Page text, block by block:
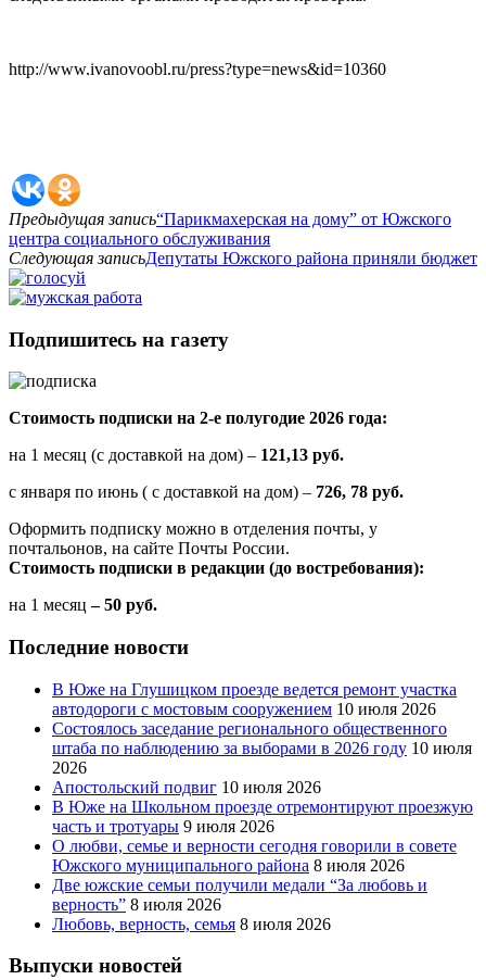
http://www.ivanovoobl.ru/press?type=news&id=10360
Предыдущая запись“Парикмахерская на дому” от Южского
центра социального обслуживания
Следующая записьДепутаты Южского района приняли бюджет
Подпишитесь на газету
Стоимость подписки на 2-е полугодие 2026 года:
на 1 месяц (с доставкой на дом) – 121,13 руб.
с января по июнь ( с доставкой на дом) – 726, 78 руб.
Оформить подписку можно в отделения почты, у
почтальонов, на сайте Почты России.
Стоимость подписки в редакции (до востребования):
на 1 месяц – 50 руб.
Последние новости
В Юже на Глушицком проезде ведется ремонт участка
автодороги с мостовым сооружением 10 июля 2026
Состоялось заседание регионального общественного
штаба по наблюдению за выборами в 2026 году 10 июля
2026
Апостольский подвиг 10 июля 2026
В Юже на Школьном проезде отремонтируют проезжую
часть и тротуары 9 июля 2026
О любви, семье и верности сегодня говорили в совете
Южского муниципального района 8 июля 2026
Две южские семьи получили медали “За любовь и
верность” 8 июля 2026
Любовь, верность, семья 8 июля 2026
Выпуски новостей